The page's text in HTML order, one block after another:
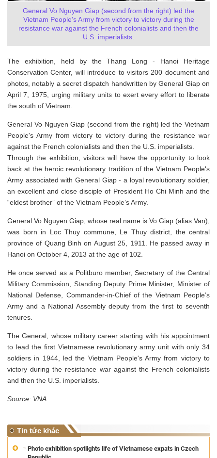
General Vo Nguyen Giap (second from the right) led the
Vietnam People's Army from victory to victory during the
resistance war against the French colonialists and then the
U.S. imperialists.
The exhibition, held by the Thang Long - Hanoi Heritage
Conservation Center, will introduce to visitors 200 document and
photos, notably a secret dispatch handwritten by General Giap on
April 7, 1975, urging military units to exert every effort to liberate
the south of Vietnam.
General Vo Nguyen Giap (second from the right) led the Vietnam
People's Army from victory to victory during the resistance war
against the French colonialists and then the U.S. imperialists.
Through the exhibition, visitors will have the opportunity to look
back at the heroic revolutionary tradition of the Vietnam People's
Army associated with General Giap - a loyal revolutionary soldier,
an excellent and close disciple of President Ho Chi Minh and the
“eldest brother” of the Vietnam People’s Army.
General Vo Nguyen Giap, whose real name is Vo Giap (alias Van),
was born in Loc Thuy commune, Le Thuy district, the central
province of Quang Binh on August 25, 1911. He passed away in
Hanoi on October 4, 2013 at the age of 102.
He once served as a Politburo member, Secretary of the Central
Military Commission, Standing Deputy Prime Minister, Minister of
National Defense, Commander-in-Chief of the Vietnam People’s
Army and a National Assembly deputy from the first to seventh
tenures.
The General, whose military career starting with his appointment
to lead the first Vietnamese revolutionary army unit with only 34
soldiers in 1944, led the Vietnam People's Army from victory to
victory during the resistance war against the French colonialists
and then the U.S. imperialists.
Source: VNA
Tin tức khác
Photo exhibition spotlights life of Vietnamese expats in Czech